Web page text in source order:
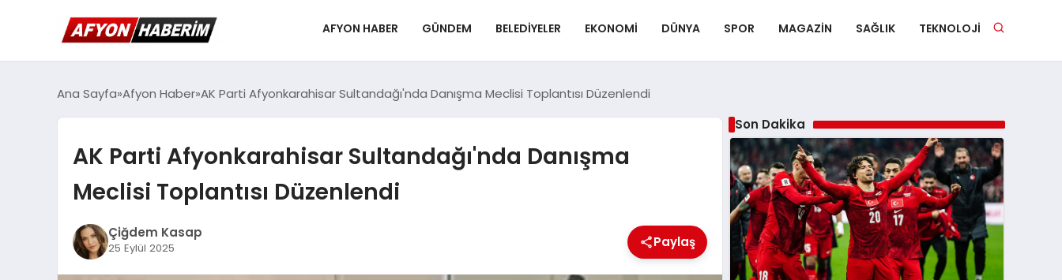
AFYON HABER GÜNDEM BELEDIYELER EKONOMI DÜNYA SPOR MAGAZIN SAĞLIK TEKNOLOJI
Ana Sayfa Afyon Haber AK Parti Afyonkarahisar Sultandağı'nda Danışma Meclisi Toplantısı Düzenlendi
AK Parti Afyonkarahisar Sultandağı'nda Danışma
Meclisi Toplantısı Düzenlendi
Çiğdem Kasap
25 Eylül 2025 Paylaş
Son Dakika